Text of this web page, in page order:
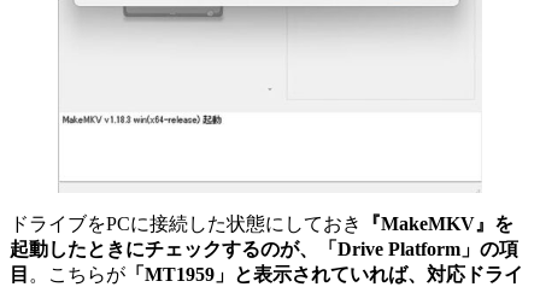
ドライブをPCに接続した状態にしておき
『MakeMKV』を
起動したときにチェックするのが、「Drive Platform」の項
目 。こちらが 「MT1959」と表示されていれば、対応ドライ